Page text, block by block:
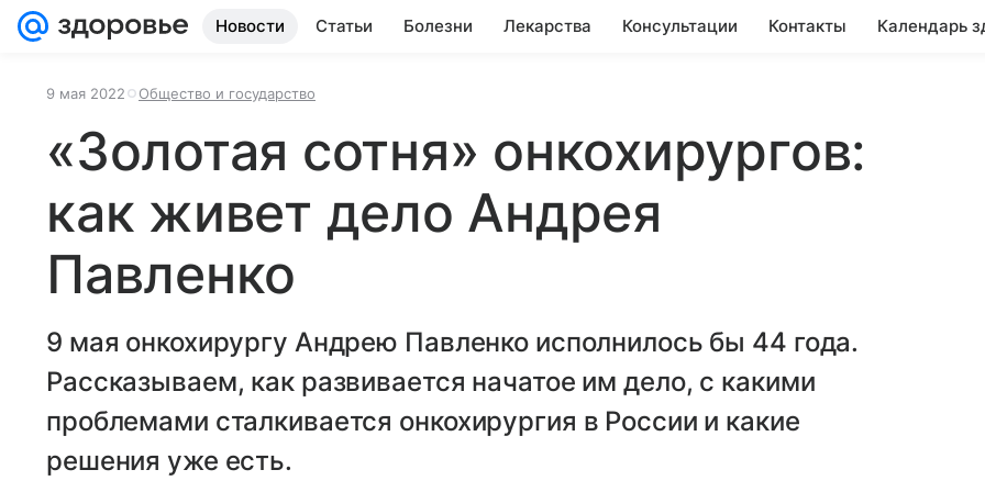
Новости Статьи Болезни Лекарства Консультации Контакты Календарь
9 мая 2022 Общество и государство
«Золотая сотня» онкохирургов:
как живет дело Андрея
Павленко
9 мая онкохирургу Андрею Павленко исполнилось бы 44 года.
Рассказываем, как развивается начатое им дело, с какими
проблемами сталкивается онкохирургия в России и какие
решения уже есть.